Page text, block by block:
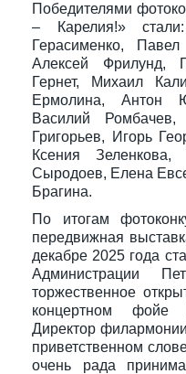
Победителями
– Карелия!»
Герасименко,
Алексей Фрилунд,
Гернет, Михаил
Ермолина, Антон
Василий
Григорьев, Игорь
Ксения
Сыродоев, Елена
Брагина.
По итогам
передвижная
декабре 2025 года
Администрации
торжественное
концертном фойе
Директор
приветственном
очень рада